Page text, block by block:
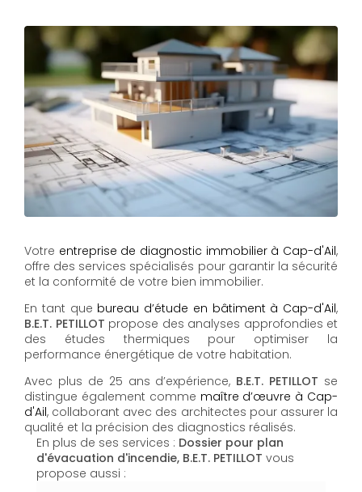
Votre entreprise de diagnostic immobilier à Cap-d'Ail,
offre des services spécialisés pour garantir la sécurité
et la conformité de votre bien immobilier.
En tant que bureau d’étude en bâtiment à Cap-d'Ail,
B.E.T. PETILLOT propose des analyses approfondies et
des études thermiques pour optimiser la
performance énergétique de votre habitation.
Avec plus de 25 ans d’expérience, B.E.T. PETILLOT se
distingue également comme maître d’œuvre à Cap-
d'Ail, collaborant avec des architectes pour assurer la
qualité et la précision des diagnostics réalisés.
En plus de ses services : Dossier pour plan
d'évacuation d'incendie, B.E.T. PETILLOT vous
propose aussi :